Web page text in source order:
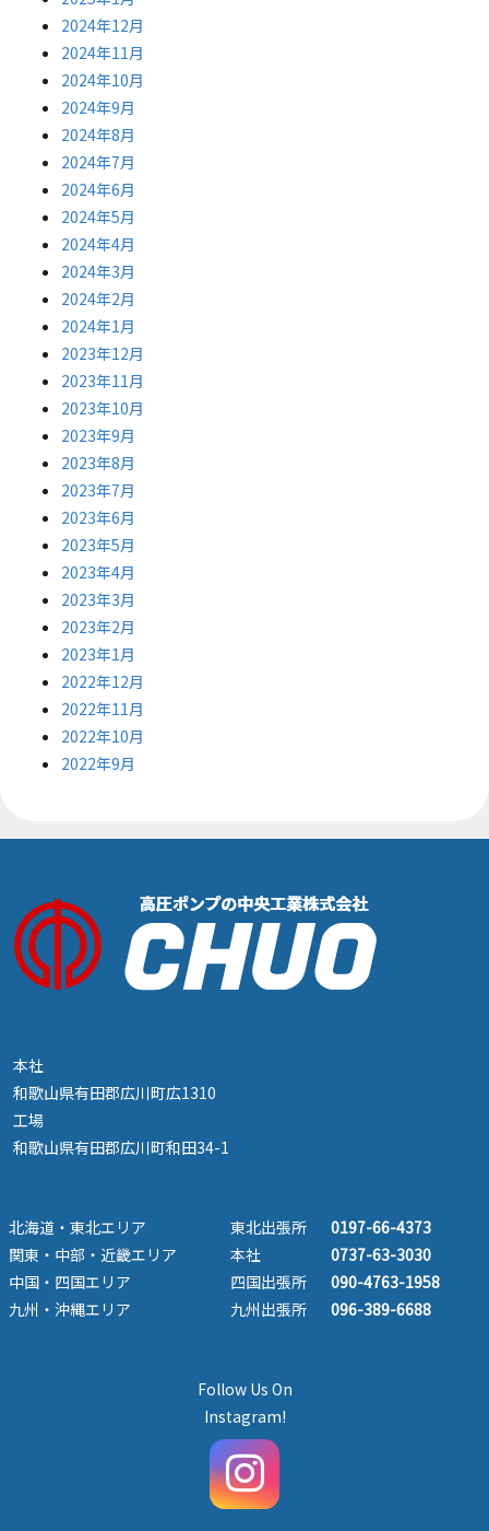
2024年12月
2024年11月
2024年10月
2024年9月
2024年8月
2024年7月
2024年6月
2024年5月
2024年4月
2024年3月
2024年2月
2024年1月
2023年12月
2023年11月
2023年10月
2023年9月
2023年8月
2023年7月
2023年6月
2023年5月
2023年4月
2023年3月
2023年2月
2023年1月
2022年12月
2022年11月
2022年10月
2022年9月
本社
和歌山県有田郡広川町広1310
工場
和歌山県有田郡広川町和田34-1
北海道・東北エリア 東北出張所
0197-66-4373
関東・中部・近畿エリア
本社
0737-63-3030
中国・四国エリア
四国出張所
090-4763-1958
九州・沖縄エリア
九州出張所 096-389-6688
Follow Us On
Instagram!